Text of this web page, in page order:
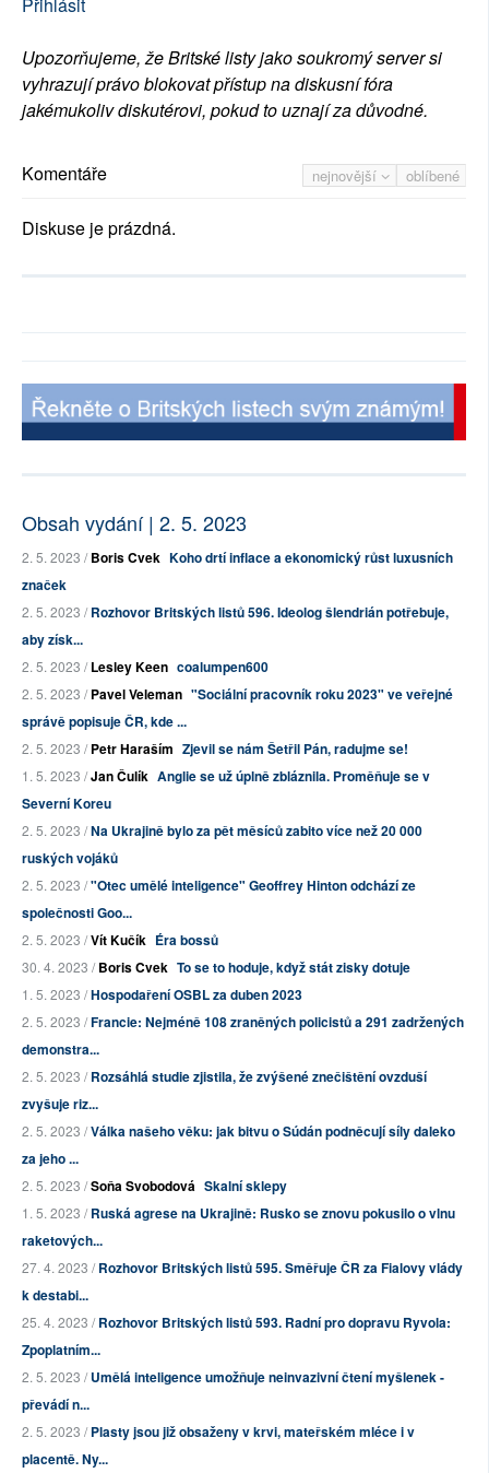
Přihlásit
Upozorňujeme, že Britské listy jako soukromý server si
vyhrazují právo blokovat přístup na diskusní fóra
jakémukoliv diskutérovi, pokud to uznají za důvodné.
nejnovější oblíbené
Komentáře
Diskuse je prázdná.
Obsah vydání | 2. 5. 2023
2. 5. 2023 /Boris Cvek Koho drtí inflace a ekonomický růst luxusních
značek
2. 5. 2023 /Rozhovor Britských listů 596. Ideolog šlendrián potřebuje,
aby získ...
2. 5. 2023 /Lesley Keen coalumpen600
2. 5. 2023 /Pavel Veleman "Sociální pracovník roku 2023" ve veřejné
správě popisuje ČR, kde ...
2. 5. 2023 /Petr Haraším Zjevil se nám Šetřil Pán, radujme se!
1. 5. 2023 /Jan Čulík Anglie se už úplně zbláznila. Proměňuje se v
Severní Koreu
2. 5. 2023 /Na Ukrajině bylo za pět měsíců zabito více než 20 000
ruských vojáků
2. 5. 2023 /"Otec umělé inteligence" Geoffrey Hinton odchází ze
společnosti Goo...
2. 5. 2023 /Vít Kučík Éra bossů
30. 4. 2023 /Boris Cvek To se to hoduje, když stát zisky dotuje
1. 5. 2023 /Hospodaření OSBL za duben 2023
2. 5. 2023 /Francie: Nejméně 108 zraněných policistů a 291 zadržených
demonstra...
2. 5. 2023 /Rozsáhlá studie zjistila, že zvýšené znečištění ovzduší
zvyšuje riz...
2. 5. 2023 /Válka našeho věku: jak bitvu o Súdán podněcují síly daleko
za jeho ...
2. 5. 2023 /Soňa Svobodová Skalní sklepy
1. 5. 2023 /Ruská agrese na Ukrajině: Rusko se znovu pokusilo o vlnu
raketových...
27. 4. 2023 /Rozhovor Britských listů 595. Směřuje ČR za Fialovy vlády
k destabi...
25. 4. 2023 /Rozhovor Britských listů 593. Radní pro dopravu Ryvola:
Zpoplatním...
2. 5. 2023 /Umělá inteligence umožňuje neinvazivní čtení myšlenek -
převádí n...
2. 5. 2023 /Plasty jsou již obsaženy v krvi, mateřském mléce i v
placentě. Ny...